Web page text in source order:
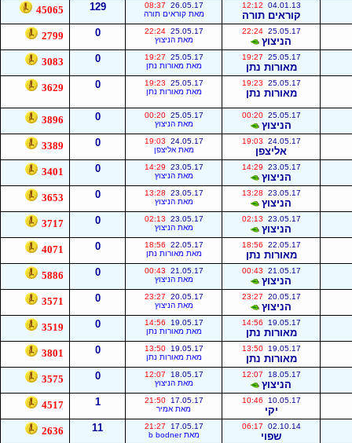
04.01.13
12:12
קוראים תורה
26.05.17
08:37
מאת קוראים תורה
129
45065
25.05.17
22:24
הניצוץ
25.05.17
22:24
מאת הניצוץ
0
2799
25.05.17
19:27
מאורות נתן
25.05.17
19:27
מאת מאורות נתן
0
3083
25.05.17
19:23
מאורות נתן
25.05.17
19:23
מאת מאורות נתן
0
3629
25.05.17
00:20
הניצוץ
25.05.17
00:20
מאת הניצוץ
0
3896
24.05.17
19:03
אליצפן
24.05.17
19:03
מאת אליצפן
0
3389
23.05.17
14:29
הניצוץ
23.05.17
14:29
מאת הניצוץ
0
3401
23.05.17
13:28
הניצוץ
23.05.17
13:28
מאת הניצוץ
0
3653
23.05.17
02:13
הניצוץ
23.05.17
02:13
מאת הניצוץ
0
3717
22.05.17
18:56
מאורות נתן
22.05.17
18:56
מאת מאורות נתן
0
4071
21.05.17
00:43
הניצוץ
21.05.17
00:43
מאת הניצוץ
0
5886
20.05.17
23:27
הניצוץ
20.05.17
23:27
מאת הניצוץ
0
3571
19.05.17
14:56
מאורות נתן
19.05.17
14:56
מאת מאורות נתן
0
3519
19.05.17
13:50
מאורות נתן
19.05.17
13:50
מאת מאורות נתן
0
3801
18.05.17
12:07
הניצוץ
18.05.17
12:07
מאת הניצוץ
0
3575
10.05.17
10:46
יקי
17.05.17
21:50
מאת אמיר
1
4517
02.10.14
06:17
שפוי
17.05.17
21:27
מאת b bodner
11
2636